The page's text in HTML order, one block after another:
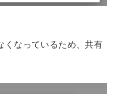
くなっているため、共有